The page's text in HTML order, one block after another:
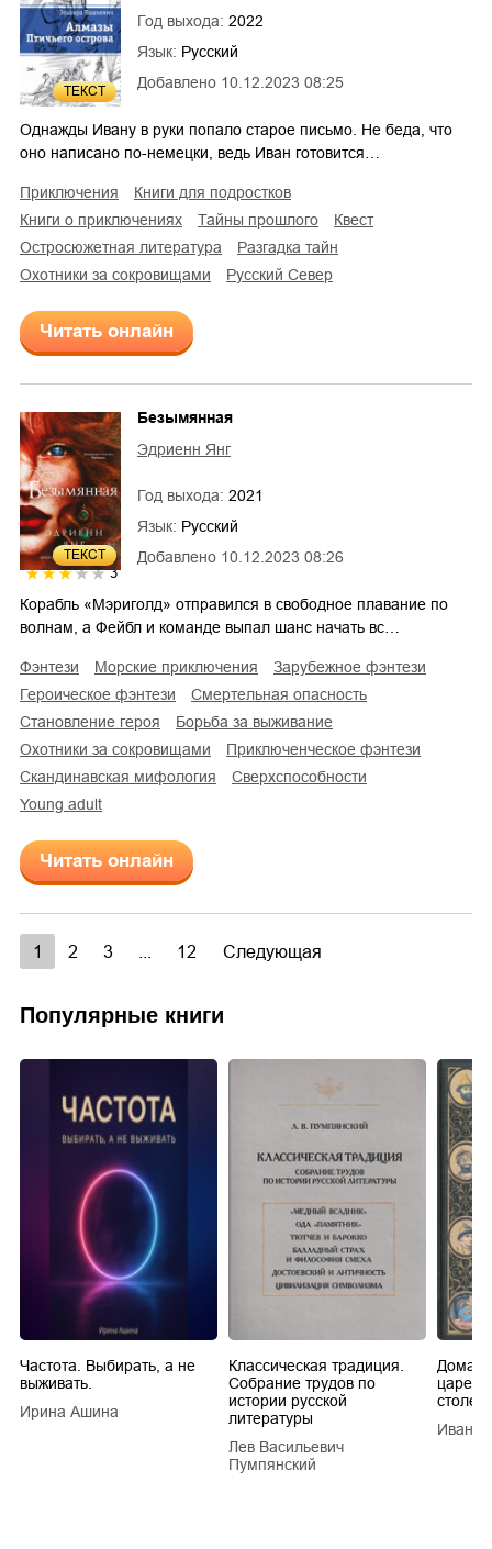
ТЕКСТ 4
Добавлено 10.12.2023 08:25
Год выхода: 2022
Язык: Русский
Однажды Ивану в руки попало старое письмо. Не беда, что
оно написано по-немецки, ведь Иван готовится…
приключения
книги для подростков
книги о приключениях
тайны прошлого
квест
остросюжетная литература
разгадка тайн
охотники за сокровищами
Русский Север
Читать онлайн
ТЕКСТ
3
Добавлено 10.12.2023 08:26
Безымянная
Эдриенн Янг
Год выхода: 2021
Язык: Русский
Корабль «Мэриголд» отправился в свободное плавание по
волнам, а Фейбл и команде выпал шанс начать вс…
фэнтези морские приключения
зарубежное фэнтези
героическое фэнтези
смертельная опасность
становление героя
борьба за выживание
охотники за сокровищами
приключенческое фэнтези
скандинавская мифология
сверхспособности
young adult
Читать онлайн
1 2 3 12 Следующая
Популярные книги
Частота. Выбирать, а не
выживать.
Ирина Ашина
Классическая традиция.
Собрание трудов по
истории русской
литературы
Лев Васильевич
Пумпянский
царей
Иван